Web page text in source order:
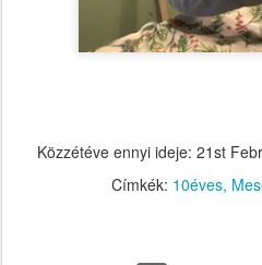
Közzétéve ennyi ideje: 21st
Címkék: 10éves